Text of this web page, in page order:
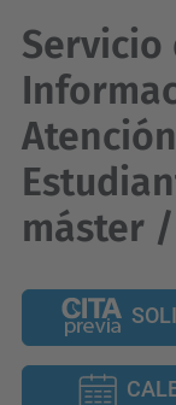
Servicio
máster /